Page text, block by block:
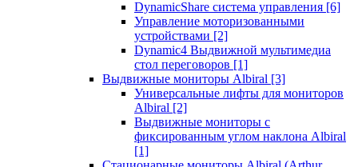
DynamicShare система управления [6]
Управление моторизованными
устройствами [2]
Dynamic4 Выдвижной мультимедиа
стол переговоров [1]
Выдвижные мониторы Albiral [3]
Универсальные лифты для мониторов
Albiral [2]
Выдвижные мониторы с
фиксированным углом наклона Albiral
[1]